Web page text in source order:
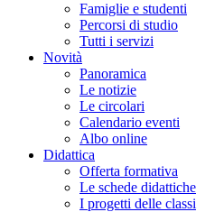
Famiglie e studenti
Percorsi di studio
Tutti i servizi
Novità
Panoramica
Le notizie
Le circolari
Calendario eventi
Albo online
Didattica
Offerta formativa
Le schede didattiche
I progetti delle classi